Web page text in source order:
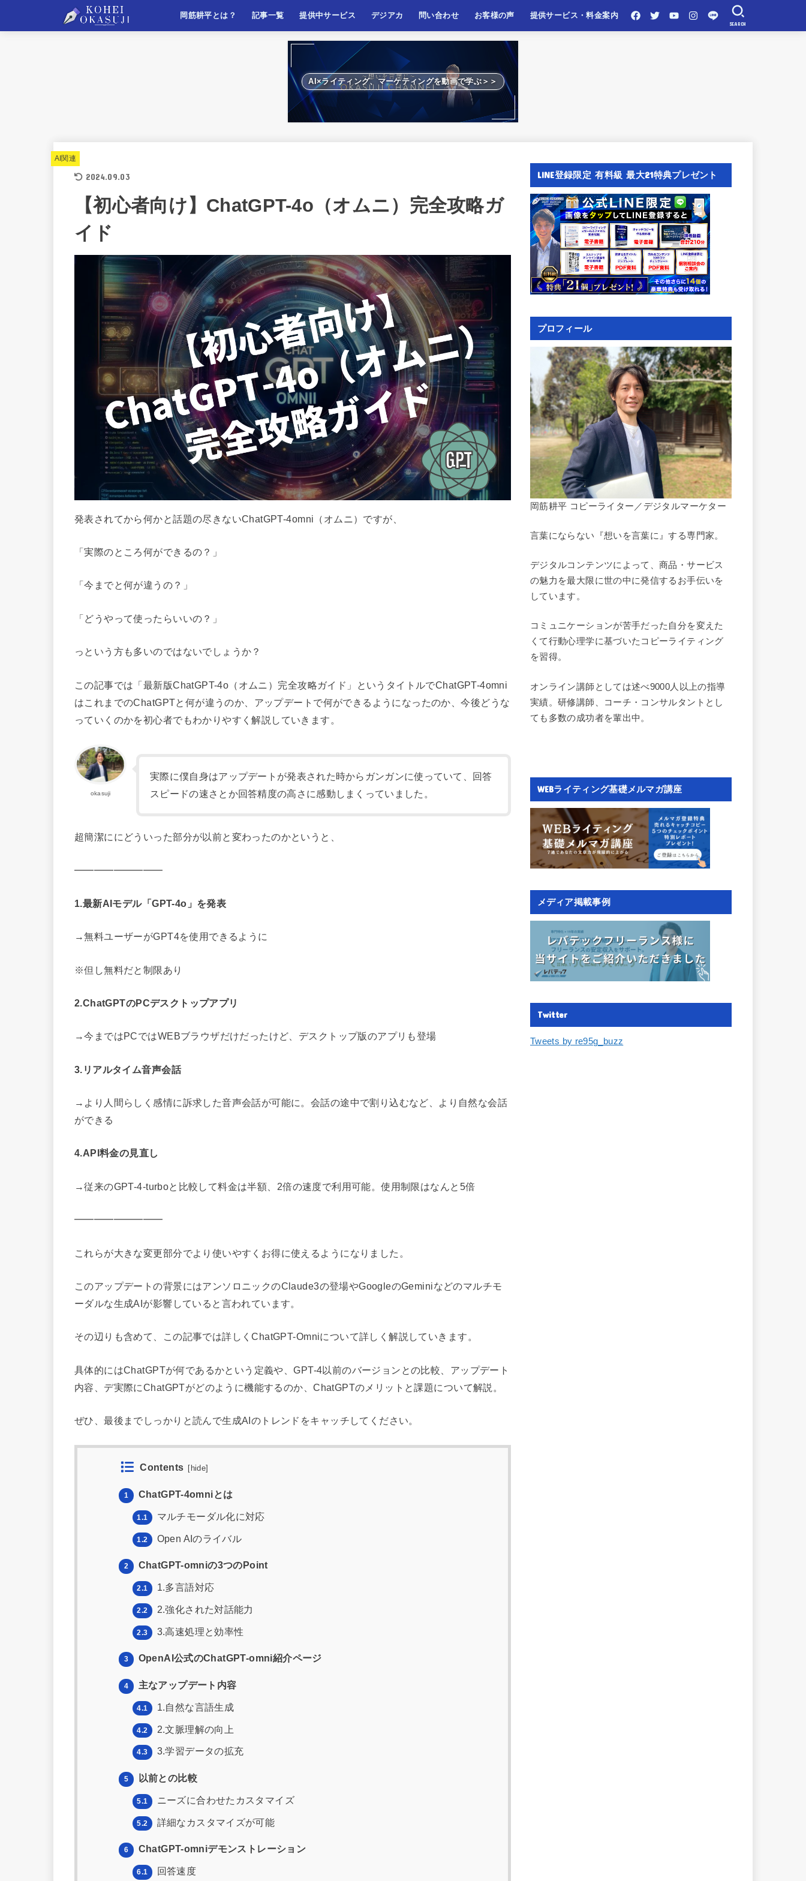
岡筋耕平とは？ 記事一覧
マーケティング
ライティング
ビジネス、起業
提供中サービス デジアカ 問い合わせ お客様の声 提供サービス・料金案内
SEARCH
AI×ライティング、マーケティングを動画で学ぶ＞＞
AI関連
2024.09.03
【初心者向け】ChatGPT-4o（オムニ）完全攻略ガ
イド
発表されてから何かと話題の尽きないChatGPT-4omni（オムニ）ですが、
「実際のところ何ができるの？」
「今までと何が違うの？」
「どうやって使ったらいいの？」
っという方も多いのではないでしょうか？
この記事では「最新版ChatGPT-4o（オムニ）完全攻略ガイド」というタイトルでChatGPT-4omni
はこれまでのChatGPTと何が違うのか、アップデートで何ができるようになったのか、今後どうな
っていくのかを初心者でもわかりやすく解説していきます。
okasuji
実際に僕自身はアップデートが発表された時からガンガンに使っていて、回答
スピードの速さとか回答精度の高さに感動しまくっていました。
超簡潔ににどういった部分が以前と変わったのかというと、
━━━━━━━━━
1.最新AIモデル「GPT-4o」を発表
→無料ユーザーがGPT4を使用できるように
※但し無料だと制限あり
2.ChatGPTのPCデスクトップアプリ
→今まではPCではWEBブラウザだけだったけど、デスクトップ版のアプリも登場
3.リアルタイム音声会話
→より人間らしく感情に訴求した音声会話が可能に。会話の途中で割り込むなど、より自然な会話
ができる
4.API料金の見直し
→従来のGPT-4-turboと比較して料金は半額、2倍の速度で利用可能。使用制限はなんと5倍
━━━━━━━━━
これらが大きな変更部分でより使いやすくお得に使えるようになりました。
このアップデートの背景にはアンソロニックのClaude3の登場やGoogleのGeminiなどのマルチモ
ーダルな生成AIが影響していると言われています。
その辺りも含めて、この記事では詳しくChatGPT-Omniについて詳しく解説していきます。
具体的にはChatGPTが何であるかという定義や、GPT-4以前のバージョンとの比較、アップデート
内容、デ実際にChatGPTがどのように機能するのか、ChatGPTのメリットと課題について解説。
ぜひ、最後までしっかりと読んで生成AIのトレンドをキャッチしてください。
Contents hide
1 ChatGPT-4omniとは
1.1 マルチモーダル化に対応
1.2 Open AIのライバル
2 ChatGPT-omniの3つのPoint
2.1 1.多言語対応
2.2 2.強化された対話能力
2.3 3.高速処理と効率性
3 OpenAI公式のChatGPT-omni紹介ページ
4 主なアップデート内容
4.1 1.自然な言語生成
4.2 2.文脈理解の向上
4.3 3.学習データの拡充
5 以前との比較
5.1 ニーズに合わせたカスタマイズ
5.2 詳細なカスタマイズが可能
6 ChatGPT-omniデモンストレーション
6.1 回答速度
LINE登録限定 有料級 最大21特典プレゼント
プロフィール
岡筋耕平 コピーライター／デジタルマーケター
言葉にならない『想いを言葉に』する専門家。
デジタルコンテンツによって、商品・サービス
の魅力を最大限に世の中に発信するお手伝いを
しています。
コミュニケーションが苦手だった自分を変えた
くて行動心理学に基づいたコピーライティング
を習得。
オンライン講師としては述べ9000人以上の指導
実績。研修講師、コーチ・コンサルタントとし
ても多数の成功者を輩出中。
WEBライティング基礎メルマガ講座
メディア掲載事例
Twitter
Tweets by re95g_buzz